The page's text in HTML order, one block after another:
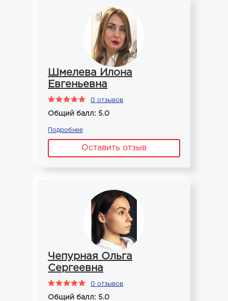
Шмелева Илона
Евгеньевна
0 отзывов
Общий балл: 5.0
Подробнее
Оставить отзыв
Чепурная Ольга
Сергеевна
0 отзывов
Общий балл: 5.0